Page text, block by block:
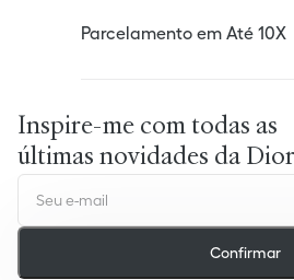
Parcelamento em Até 10X
Inspire-me com todas as
últimas novidades da Dior
Confirmar